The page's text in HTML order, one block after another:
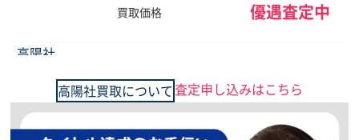
買取価格 優遇査定中
高陽社
ただいま、買取強化 キャンペーン中
予約買取、複数点で更に買取価格UP
1,200
高陽社買取について査定申し込みはこちら